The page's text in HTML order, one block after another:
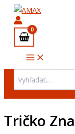
Preskočiť
obsah
for:
Tričko
množstvo
Tričko
Znamenie
(Leo)
Pánske/XXL